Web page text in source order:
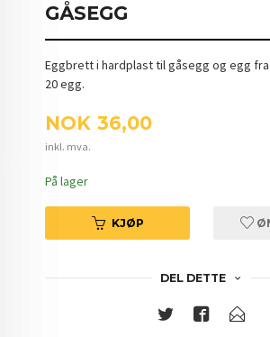
GÅSEGG
Eggbrett i hardplast til gåsegg og egg fra
20 egg.
Pris
NOK 36,00
inkl. mva.
På lager
KJØP
DEL DETTE